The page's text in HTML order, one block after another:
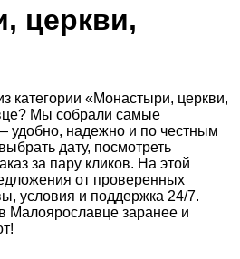
церкви,
категории «Монастыри, церкви,
Мы собрали самые
удобно, надежно и по честным
дату, посмотреть
за пару кликов. На этой
от проверенных
условия и поддержка 24/7.
Малоярославце заранее и